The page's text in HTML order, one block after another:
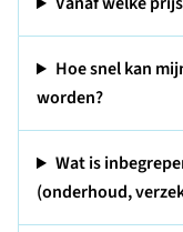
Hoe snel kan
worden?
Wat is
(onderhoud,